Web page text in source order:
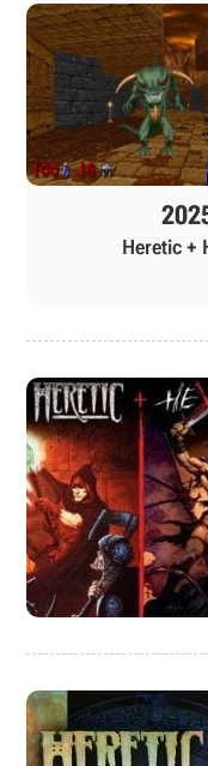
Heretic +